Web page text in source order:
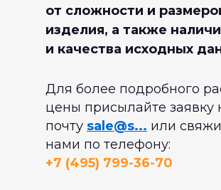
от сложности и
изделия, а также
и качества исходных
Для более подробного
цены присылайте заявку
почту sale@s... или
нами по телефону:
+7 (495) 799-36-70